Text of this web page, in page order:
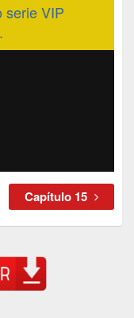
serie VIP
Capítulo 15